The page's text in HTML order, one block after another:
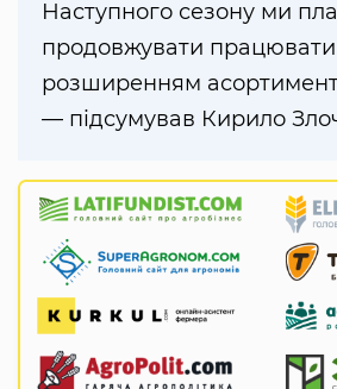
Наступного сезону ми
продовжувати
розширенням
— підсумував Кирило